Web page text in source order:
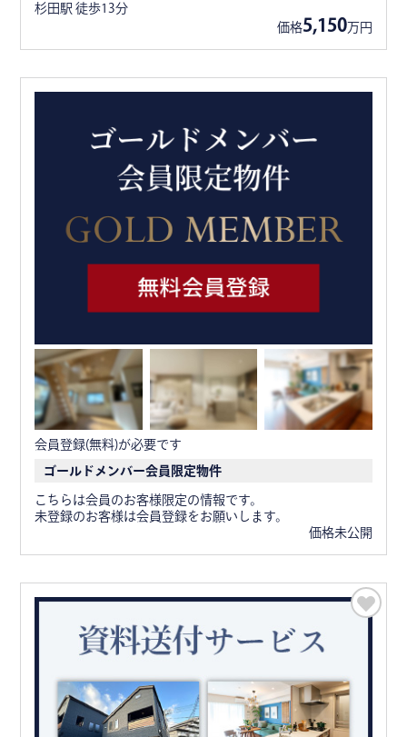
杉田駅 徒歩13分
価格5,150万円
会員登録(無料)が必要です
ゴールドメンバー会員限定物件
こちらは会員のお客様限定の情報です。
未登録のお客様は会員登録をお願いします。
価格未公開